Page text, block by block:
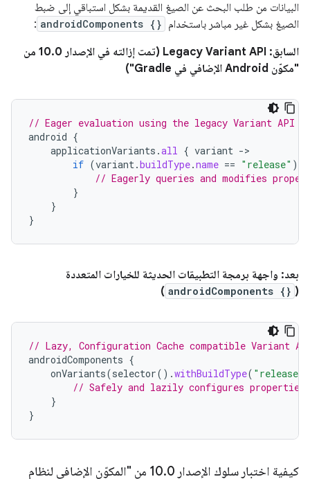
البيانات من طلب البحث عن الصيغ القديمة بشكل استباقي إلى ضبط
الصيغ بشكل غير مباشر باستخدام androidComponents {}
:
السابق: Legacy Variant API (تمت إزالته في الإصدار 10.0 من
"مكوّن Android الإضافي في Gradle")
// Eager evaluation using the legacy Variant API
android {
applicationVariants .all { variant -
if (variant.buildType.name == "release" )
// Eagerly queries and modifies
}
}
}
بعد: واجهة برمجة التطبيقات الحديثة للخيارات المتعددة
(
androidComponents {}
)
// Lazy, Configuration Cache compatible Variant
androidComponents {
onVariants(selector().withBuildType( "release"
// Safely and lazily configures properties
}
}
كيفية اختبار سلوك الإصدار 10 .
0 من "المكوّن الإضافي لنظام